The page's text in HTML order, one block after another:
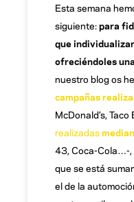
Esta semana
siguiente:para
que
ofreciéndoles
nuestro blog os
campañas
McDonald’s,
realizadas
43, Coca-Cola…-,
que se está
el de la